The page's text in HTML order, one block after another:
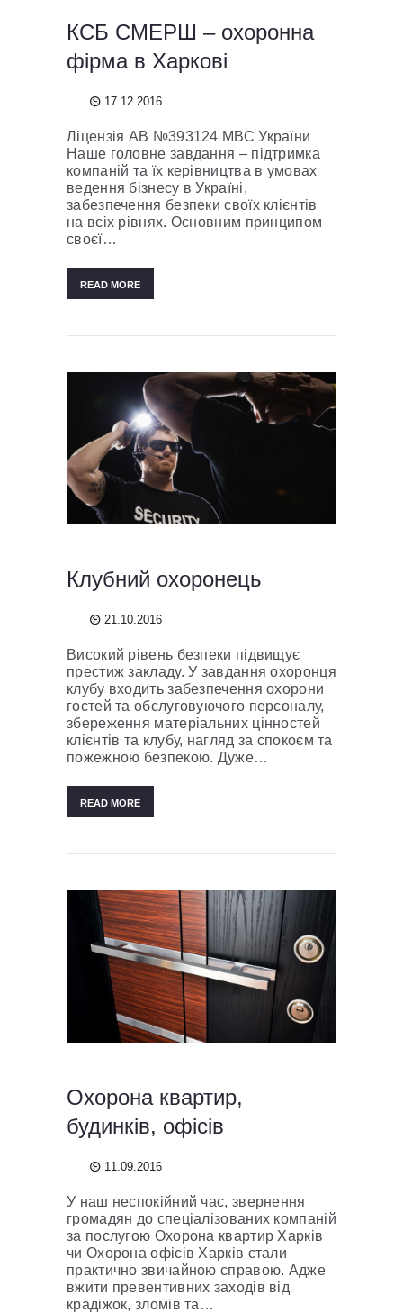
КСБ СМЕРШ – охоронна
фірма в Харкові
17.12.2016
Ліцензія АВ №393124 МВС України
Наше головне завдання – підтримка
компаній та їх керівництва в умовах
ведення бізнесу в Україні,
забезпечення безпеки своїх клієнтів
на всіх рівнях. Основним принципом
своєї…
READ MORE
Клубний охоронець
21.10.2016
Високий рівень безпеки підвищує
престиж закладу. У завдання охоронця
клубу входить забезпечення охорони
гостей та обслуговуючого персоналу,
збереження матеріальних цінностей
клієнтів та клубу, нагляд за спокоєм та
пожежною безпекою. Дуже…
READ MORE
Охорона квартир,
будинків, офісів
11.09.2016
У наш неспокійний час, звернення
громадян до спеціалізованих компаній
за послугою Охорона квартир Харків
чи Охорона офісів Харків стали
практично звичайною справою. Адже
вжити превентивних заходів від
крадіжок, зломів та…